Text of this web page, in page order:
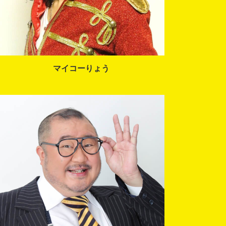
マイコーりょう